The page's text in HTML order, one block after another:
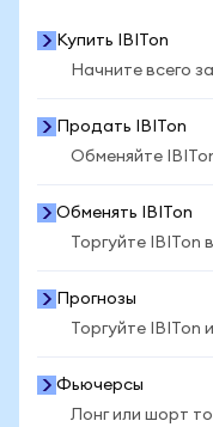
Купить IBITon
Начните всего
Продать IBITon
Обменяйте
Обменять IBITon
Торгуйте
Прогнозы
Торгуйте IBITon
Фьючерсы
Лонг или шорт